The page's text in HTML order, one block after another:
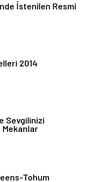
Kültür
İstenilen Resmi
2014
Sevgilinizi
Tohum